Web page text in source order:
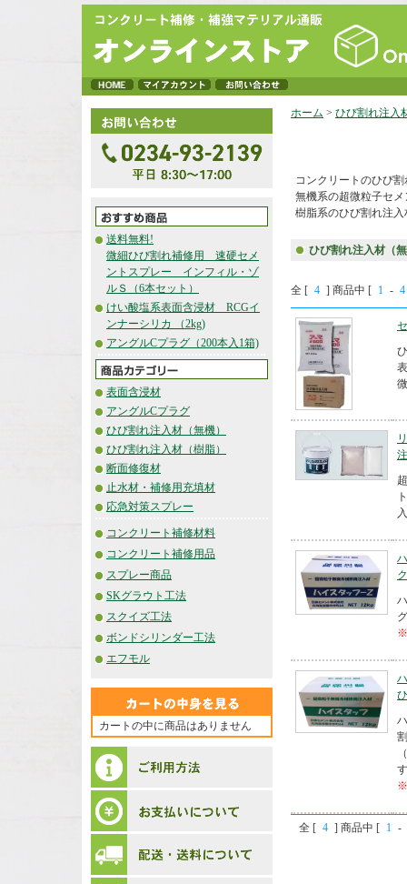
送料無料!
微細ひび割れ補修用 速硬セメ
ントスプレー インフィル・ゾ
ルＳ（6本セット）
けい酸塩系表面含浸材 RCGイ
ンナーシリカ （2kg)
アングルCプラグ（200本入1箱)
表面含浸材
アングルCプラグ
ひび割れ注入材（無機）
ひび割れ注入材（樹脂）
断面修復材
止水材・補修用充填材
応急対策スプレー
コンクリート補修材料
コンクリート補修用品
スプレー商品
SKグラウト工法
スクイズ工法
ボンドシリンダー工法
エフモル
カートの中に商品はありません
ホーム > ひび割れ注入
コンクリートのひび
無機系の超微粒子セ
樹脂系のひび割れ注入
ひび割れ注入材（
全 [ 4 ] 商品中 [ 1 - 4
※
※
全 [ 4 ] 商品中 [ 1 -